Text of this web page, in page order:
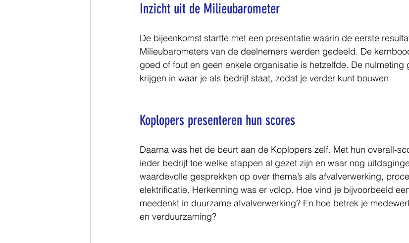
Inzicht uit de Milieubarometer
De bijeenkomst startte met een presentatie waarin de eerste
Milieubarometers van de deelnemers werden gedeeld. De
goed of fout en geen enkele organisatie is hetzelfde. De nulmeting
krijgen in waar je als bedrijf staat, zodat je verder kunt bouwen.
Koplopers presenteren hun scores
Daarna was het de beurt aan de Koplopers zelf. Met hun overall-
ieder bedrijf toe welke stappen al gezet zijn en waar nog
waardevolle gesprekken op over thema’s als afvalverwerking,
elektrificatie. Herkenning was er volop. Hoe vind je bijvoorbeeld
meedenkt in duurzame afvalverwerking? En hoe betrek je
en verduurzaming?